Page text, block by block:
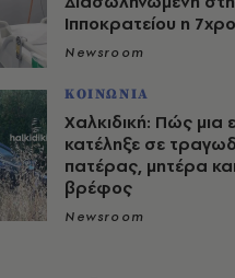
Ιπποκρατείου η
Newsroom
ΚΟΙΝΩΝΙΑ
Χαλκιδική: Πώς μια
κατέληξε σε
πατέρας, μητέρα
βρέφος
Newsroom